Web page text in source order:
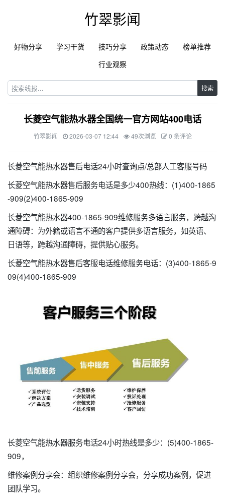
竹翠影闻
好物分享 学习干货 技巧分享 政策动态
榜单推荐
行业观察
搜索
长菱空气能热水器全国统一官方网站400电话
竹翠影闻 2026-03-07 12:44 49次浏览 0 条评论
长菱空气能热水器售后电话24小时查询点/总部人工客服号码
长菱空气能热水器售后服务电话是多少400热线：(1)400-1865
-909(2)400-1865-909
长菱空气能热水器400-1865-909维修服务多语言服务，跨越沟
通障碍：为外籍或语言不通的客户提供多语言服务，如英语、
日语等，跨越沟通障碍，提供贴心服务。
长菱空气能热水器售后客服电话维修服务电话：(3)400-1865-9
09(4)400-1865-909
长菱空气能热水器服务电话24小时热线是多少：(5)400-1865-
909，
维修案例分享会：组织维修案例分享会，分享成功案例，促进
团队学习。